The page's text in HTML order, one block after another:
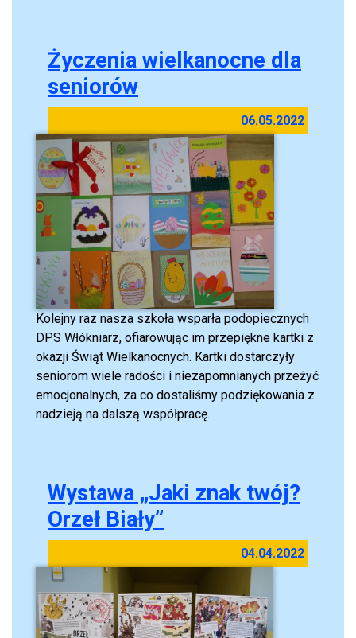
Życzenia wielkanocne dla
seniorów
06.05.2022
Kolejny raz nasza szkoła wsparła podopiecznych
DPS Włókniarz, ofiarowując im przepiękne kartki z
okazji Świąt Wielkanocnych. Kartki dostarczyły
seniorom wiele radości i niezapomnianych przeżyć
emocjonalnych, za co dostaliśmy podziękowania z
nadzieją na dalszą współpracę.
Wystawa „Jaki znak twój?
Orzeł Biały”
04.04.2022